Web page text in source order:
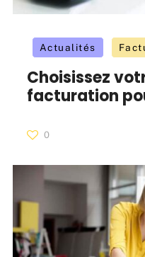
Actualités
Choisissez
facturation
0